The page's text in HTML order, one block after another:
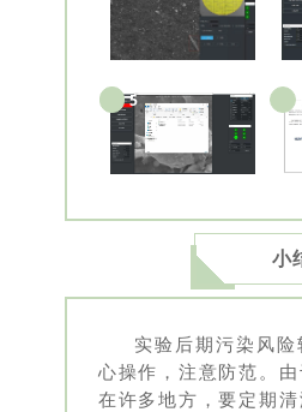
5
小
实验后期污染风
心操作，注意防范。
在许多地方，要定期